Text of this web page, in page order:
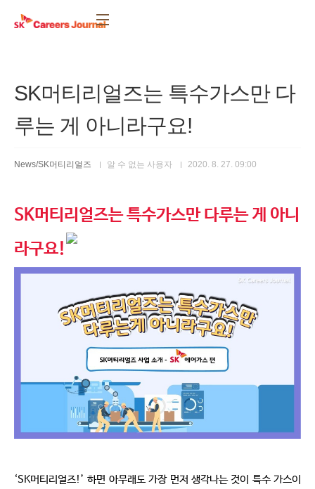
SK머티리얼즈는 특수가스만 다
루는 게 아니라구요!
News/SK머티리얼즈 알 수 없는 사용자 2020. 8. 27. 09:00
SK머티리얼즈는 특수가스만 다루는 게 아니
라구요!
‘SK머티리얼즈!’ 하면 아무래도 가장 먼저 생각나는 것이 특수 가스이